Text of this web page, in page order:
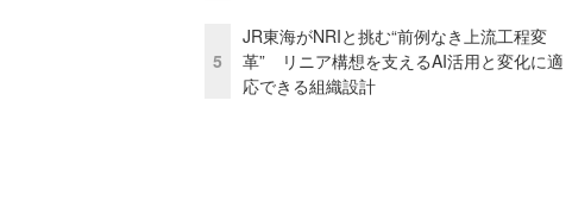
5
JR東海がNRIと挑む“前例なき上流工程変
革” リニア構想を支えるAI活用と変化に適
応できる組織設計